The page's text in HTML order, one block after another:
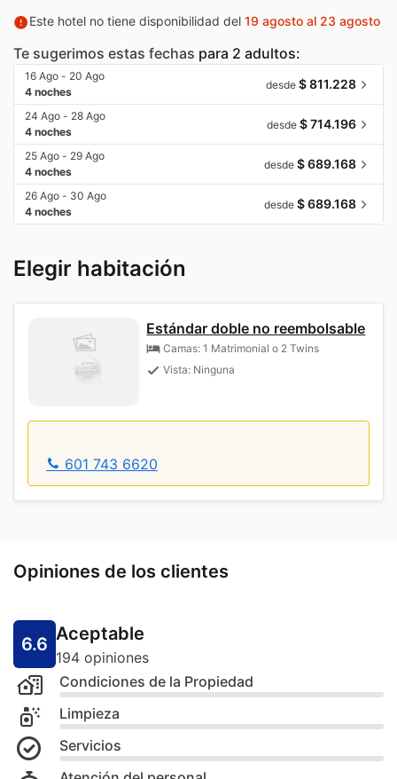
Este hotel no tiene disponibilidad del 19 agosto al 23 agosto
Te sugerimos estas fechas para 2 adultos:
16 Ago - 20 Ago
4 noches
desde $ 811.228
24 Ago - 28 Ago
4 noches
desde $ 714.196
25 Ago - 29 Ago
4 noches
desde $ 689.168
26 Ago - 30 Ago
4 noches
desde $ 689.168
Elegir habitación
Estándar doble no reembolsable
Camas: 1 Matrimonial o 2 Twins
Vista: Ninguna
601 743 6620
Opiniones de los clientes
6.6 Aceptable
194 opiniones
Condiciones de la Propiedad
Limpieza
Servicios